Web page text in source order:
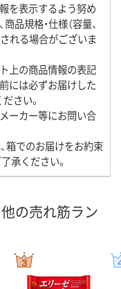
を表示するよう努め
品規格・仕様（容量、
れる場合がございま
上の商品情報の表記
には必ずお届けした
さい。
ーカー等にお問い合
箱でのお届けをお約束
承ください。
の売れ筋ラン